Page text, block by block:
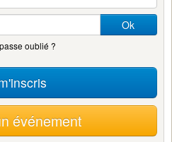
Ok
oublié ?
événement